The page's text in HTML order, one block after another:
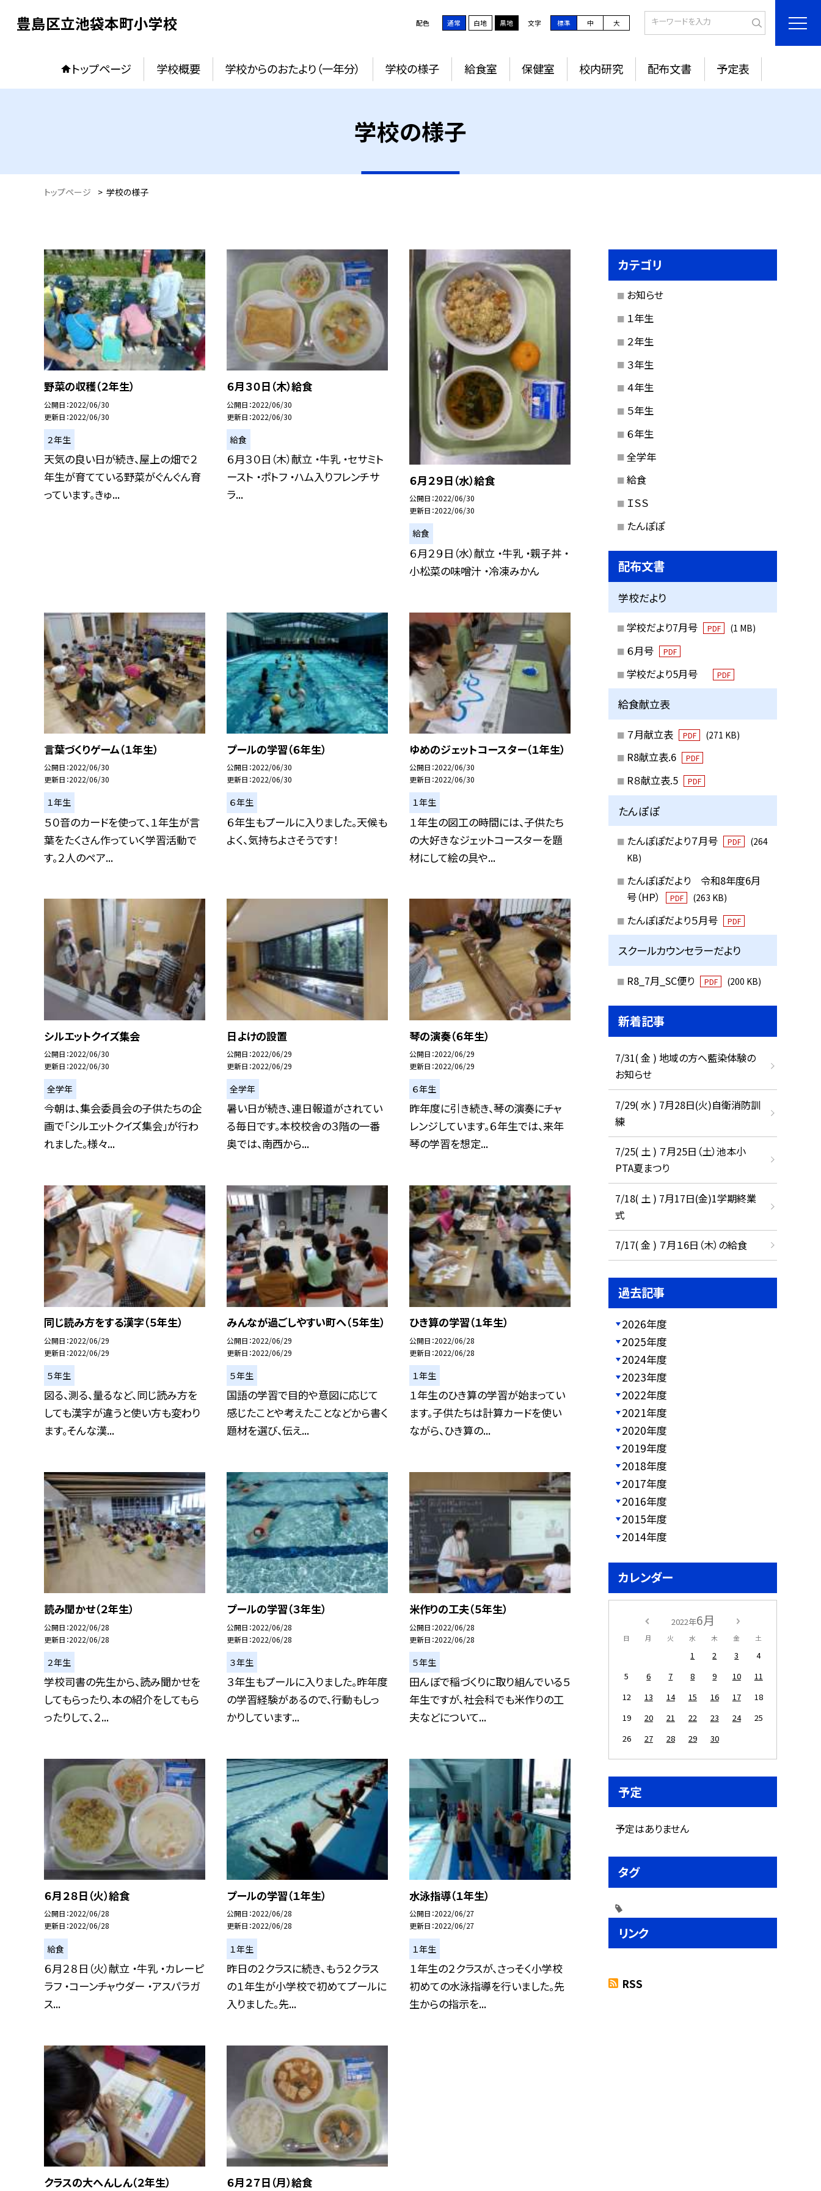
豊島区立池袋本町小学校 配色 通常 白地 黒地 文字 標準 中 大
トップページ 学校概要 学校からのおたより（一年分） 学校の様子 給食室 保健室 校内研究 配布文書 予定表
学校の様子
トップページ > 学校の様子
野菜の収穫（２年生）
公開日 2022/06/30
更新日 2022/06/30
２年生
天気の良い日が続き、屋上の畑で２
年生が育てている野菜がぐんぐん育
っています。きゅ...
６月３０日（木）給食
公開日 2022/06/30
更新日 2022/06/30
給食
６月３０日（木）献立 ・牛乳 ・セサミト
ースト ・ポトフ ・ハム入りフレンチサ
ラ...
６月２９日（水）給食
公開日 2022/06/30
更新日 2022/06/30
給食
６月２９日（水）献立 ・牛乳 ・親子丼 ・
小松菜の味噌汁 ・冷凍みかん
言葉づくりゲーム（１年生）
公開日 2022/06/30
更新日 2022/06/30
１年生
５０音のカードを使って、１年生が言
葉をたくさん作っていく学習活動で
す。２人のペア...
プールの学習（６年生）
公開日 2022/06/30
更新日 2022/06/30
６年生
６年生もプールに入りました。天候も
よく、気持ちよさそうです！
ゆめのジェットコースター（１年生）
公開日 2022/06/30
更新日 2022/06/30
１年生
１年生の図工の時間には、子供たち
の大好きなジェットコースターを題
材にして絵の具や...
シルエットクイズ集会
公開日 2022/06/30
更新日 2022/06/30
全学年
今朝は、集会委員会の子供たちの企
画で「シルエットクイズ集会」が行わ
れました。様々...
日よけの設置
公開日 2022/06/29
更新日 2022/06/29
全学年
暑い日が続き、連日報道がされてい
る毎日です。本校校舎の３階の一番
奥では、南西から...
琴の演奏（６年生）
公開日 2022/06/29
更新日 2022/06/29
６年生
昨年度に引き続き、琴の演奏にチャ
レンジしています。６年生では、来年
琴の学習を想定...
同じ読み方をする漢字（５年生）
公開日 2022/06/29
更新日 2022/06/29
５年生
図る、測る、量るなど、同じ読み方を
しても漢字が違うと使い方も変わり
ます。そんな漢...
みんなが過ごしやすい町へ（５年生）
公開日 2022/06/29
更新日 2022/06/29
５年生
国語の学習で目的や意図に応じて
感じたことや考えたことなどから書く
題材を選び、伝え...
ひき算の学習（１年生）
公開日 2022/06/28
更新日 2022/06/28
１年生
１年生のひき算の学習が始まってい
ます。子供たちは計算カードを使い
ながら、ひき算の...
読み聞かせ（２年生）
公開日 2022/06/28
更新日 2022/06/28
２年生
学校司書の先生から、読み聞かせを
してもらったり、本の紹介をしてもら
ったりして、２...
プールの学習（３年生）
公開日 2022/06/28
更新日 2022/06/28
３年生
３年生もプールに入りました。昨年度
の学習経験があるので、行動もしっ
かりしています...
米作りの工夫（５年生）
公開日 2022/06/28
更新日 2022/06/28
５年生
田んぼで稲づくりに取り組んでいる５
年生ですが、社会科でも米作りの工
夫などについて...
６月２８日（火）給食
公開日 2022/06/28
更新日 2022/06/28
給食
６月２８日（火）献立 ・牛乳 ・カレーピ
ラフ ・コーンチャウダー ・アスパラガ
ス...
プールの学習（１年生）
公開日 2022/06/28
更新日 2022/06/28
１年生
昨日の２クラスに続き、もう２クラス
の１年生が小学校で初めてプールに
入りました。先...
水泳指導（１年生）
公開日 2022/06/27
更新日 2022/06/27
１年生
１年生の２クラスが、さっそく小学校
初めての水泳指導を行いました。先
生からの指示を...
クラスの大へんしん（２年生） ６月２７日（月）給食
カテゴリ
お知らせ
１年生
２年生
３年生
４年生
５年生
６年生
全学年
給食
ＩＳＳ
たんぽぽ
配布文書
学校だより
学校だより7月号 PDF (1 MB)
６月号 PDF
学校だより5月号 PDF
給食献立表
７月献立表 PDF (271 KB)
R8献立表.6 PDF
R８献立表.5 PDF
たんぽぽ
たんぽぽだより７月号 PDF
(264
KB)
たんぽぽだより 令和8年度6月
号（HP）
PDF (263 KB)
たんぽぽだより５月号 PDF
スクールカウンセラーだより
R8_7月_SC便り PDF (200 KB)
新着記事
7/31( 金 ) 地域の方へ藍染体験の
お知らせ
7/29( 水 ) 7月28日(火)自衛消防訓
練
7/25( 土 ) ７月25日（土）池本小
PTA夏まつり
7/18( 土 ) 7月17日(金)1学期終業
式
7/17( 金 ) ７月１6日（木）の給食
過去記事
2026年度
2025年度
2024年度
2023年度
2022年度
2021年度
2020年度
2019年度
2018年度
2017年度
2016年度
2015年度
2014年度
カレンダー
2022年6月
日 月 火 水 木 金 土
1 2 3
4
5
6 7 8 9 10
11
12
13 14 15 16 17
18
19
20 21 22 23 24
25
26
27 28 29 30
予定
予定はありません
タグ
リンク
RSS